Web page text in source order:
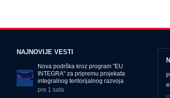
NAJNOVIJE VESTI
Nova podrška kroz program "EU
INTEGRA" za pripremu projekata
integralnog teritorijalnog razvoja
pre 1 sata